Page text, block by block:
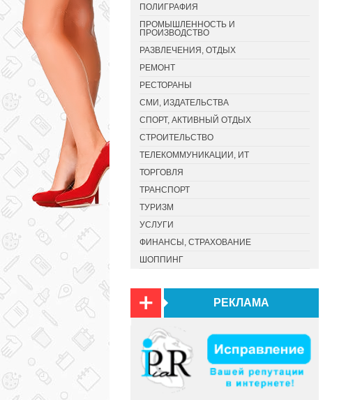
ПОЛИГРАФИЯ
ПРОМЫШЛЕННОСТЬ И
ПРОИЗВОДСТВО
РАЗВЛЕЧЕНИЯ, ОТДЫХ
РЕМОНТ
РЕСТОРАНЫ
СМИ, ИЗДАТЕЛЬСТВА
СПОРТ, АКТИВНЫЙ ОТДЫХ
СТРОИТЕЛЬСТВО
ТЕЛЕКОММУНИКАЦИИ, ИТ
ТОРГОВЛЯ
ТРАНСПОРТ
ТУРИЗМ
УСЛУГИ
ФИНАНСЫ, СТРАХОВАНИЕ
ШОППИНГ
РЕКЛАМА